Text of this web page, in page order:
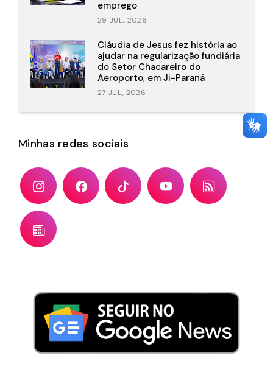
emprego
29 JUL., 2026
Cláudia de Jesus fez história ao
ajudar na regularização fundiária
do Setor Chacareiro do
Aeroporto, em Ji-Paraná
27 JUL., 2026
Minhas redes sociais